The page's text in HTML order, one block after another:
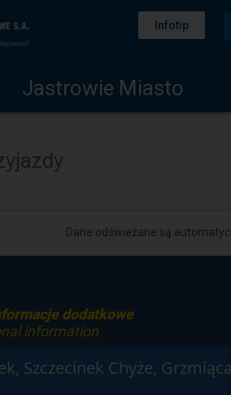
Infotip
Jastrowie Miasto
Dane odświeżane są
dodatkowe
information
Szczecinek Chyże,